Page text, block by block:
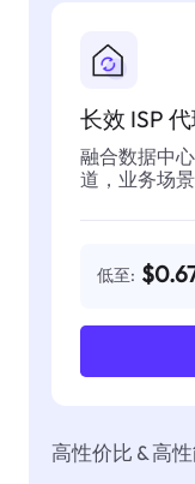
长效 ISP
融合数据中
道，业务场景
低至:
高性价比 & 高